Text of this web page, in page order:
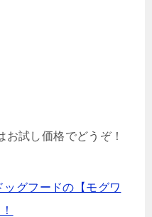
試し価格でどうぞ！
グフードの【モグワ